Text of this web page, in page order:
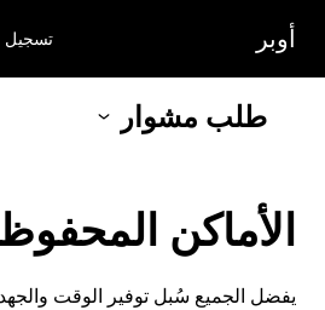
للوصول
المحتوى
أوبر تسجيل
طلب مشوار
الأماكن
يفضل الجميع سُبل توفير الوقت